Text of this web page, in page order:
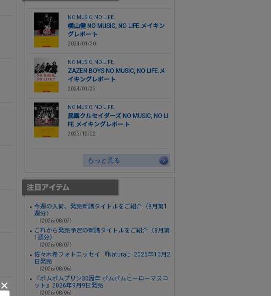
NO MUSIC, NO LIFE.
横山健 NO MUSIC, NO LIFE.メイキン
グレポート
2024/01/30
NO MUSIC, NO LIFE.
ZAZEN BOYS NO MUSIC, NO LIFE.メ
イキングレポート
2024/01/23
NO MUSIC, NO LIFE.
民謡クルセイダーズ NO MUSIC, NO LI
FE.メイキングレポート
2023/12/22
もっと見る
今週の入荷、発売新譜タイトルをご紹介〈8月第1
週分〉
（2026/08/07）
これから発売予定の新譜タイトルをご紹介〈8月第
1週分〉
（2026/08/07）
佐々木希フォトエッセイ 『Natural』2026年10月2
日発売
（2026/08/06）
『ポムポムプリン30周年 ポムポムヒーローマスコ
ット』2026年9月9日発売
（2026/08/06）